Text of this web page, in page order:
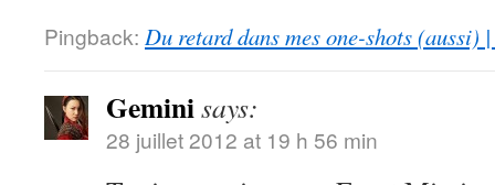
Pingback: Du retard dans mes one-shots (aussi)
Geminisays:
28 juillet 2012 at 19 h 56 min